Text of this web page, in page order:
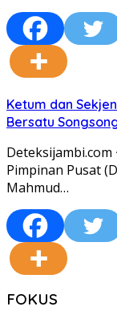
Ketum dan
Bersatu
Deteksijambi.com
Pimpinan Pusat
Mahmud…
FOKUS